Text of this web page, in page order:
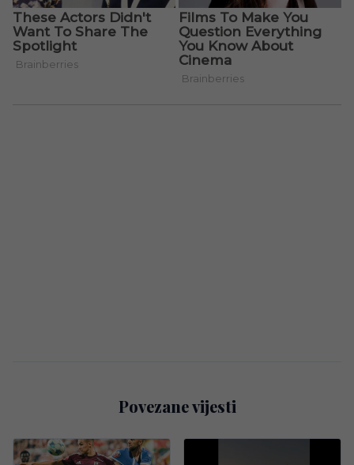
Povezane vijesti